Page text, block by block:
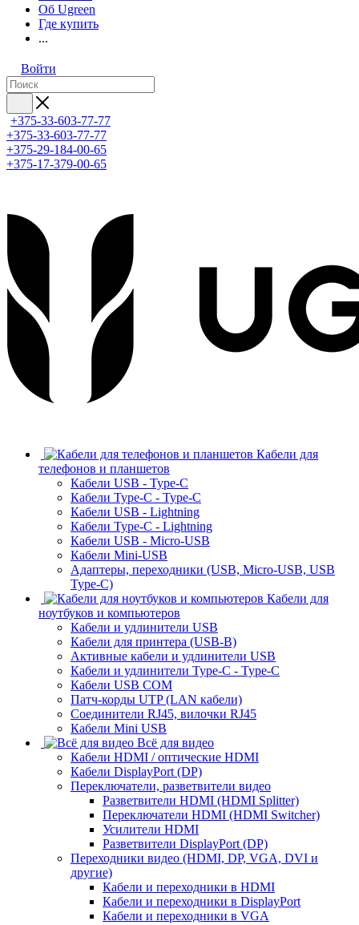
Об Ugreen
Где купить
...
Войти
+375-33-603-77-77
+375-33-603-77-77
+375-29-184-00-65
+375-17-379-00-65
Кабели для
телефонов и планшетов
Кабели USB - Type-C
Кабели Type-C - Type-C
Кабели USB - Lightning
Кабели Type-C - Lightning
Кабели USB - Micro-USB
Кабели Mini-USB
Адаптеры, переходники (USB, Micro-USB, USB
Type-C)
Кабели для
ноутбуков и компьютеров
Кабели и удлинители USB
Кабели для принтера (USB-B)
Активные кабели и удлинители USB
Кабели и удлинители Type-C - Type-C
Кабели USB COM
Патч-корды UTP (LAN кабели)
Соединители RJ45, вилочки RJ45
Кабели Mini USB
Всё для видео
Кабели HDMI / оптические HDMI
Кабели DisplayPort (DP)
Переключатели, разветвители видео
Разветвители HDMI (HDMI Splitter)
Переключатели HDMI (HDMI Switcher)
Усилители HDMI
Разветвители DisplayPort (DP)
Переходники видео (HDMI, DP, VGA, DVI и
другие)
Кабели и переходники в HDMI
Кабели и переходники в DisplayPort
Кабели и переходники в VGA